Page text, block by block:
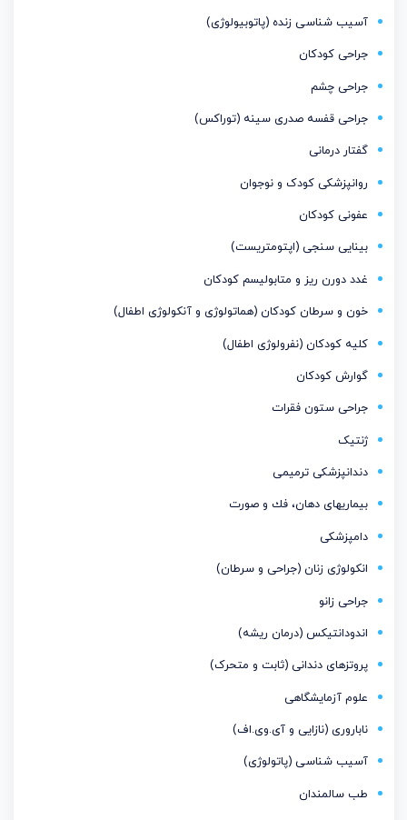
آسیب شناسی زنده (پاتوبیولوژی)
جراحی کودکان
جراحی چشم
جراحی قفسه صدری سینه (توراکس)
گفتار درمانی
روانپزشکی کودک و نوجوان
عفونی کودکان
بینایی سنجی (اپتومتریست)
غدد دورن ریز و متابولیسم كودكان
خون و سرطان کودکان (هماتولوژی و آنکولوژی اطفال)
کلیه کودکان (نفرولوژی اطفال)
گوارش کودکان
جراحی ستون فقرات
ژنتیک
دندانپزشکی ترمیمی
بیماریهای دهان، فك و صورت
دامپزشکی
انکولوژی زنان (جراحی و سرطان)
جراحی زانو
اندودانتیكس (درمان ریشه)
پروتزهای دندانی (ثابت و متحرک)
علوم آزمایشگاهی
ناباروری (نازایی و آی.وی.اف)
آسیب شناسی (پاتولوژی)
طب سالمندان